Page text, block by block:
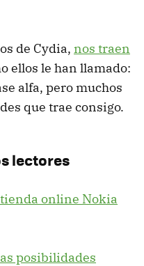
de Cydia, nos traen
ellos le han llamado:
alfa, pero muchos
que trae consigo.
lectores
online Nokia
posibilidades